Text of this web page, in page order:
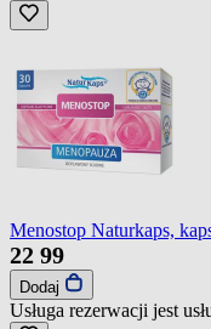
Menostop Naturkaps,
22 99
Dodaj
Usługa rezerwacji jest